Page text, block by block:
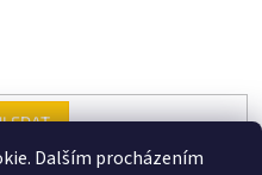
Dalším procházením